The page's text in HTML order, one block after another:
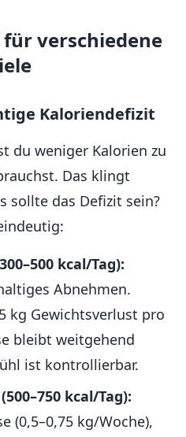
verschiedene
Kaloriendefizit
du weniger Kalorien zu
Das klingt
sollte das Defizit sein?
kcal/Tag):
Abnehmen.
kg Gewichtsverlust pro
bleibt weitgehend
ist kontrollierbar.
kcal/Tag):
(0,5–0,75 kg/Woche),